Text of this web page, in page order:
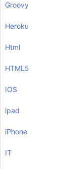
Groovy
Heroku
Html
HTML5
IOS
ipad
iPhone
IT